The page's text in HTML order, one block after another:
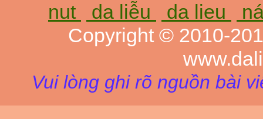
nut
da liễu da lieu
Copyright © 2010-
Vui lòng ghi rõ nguồn bài